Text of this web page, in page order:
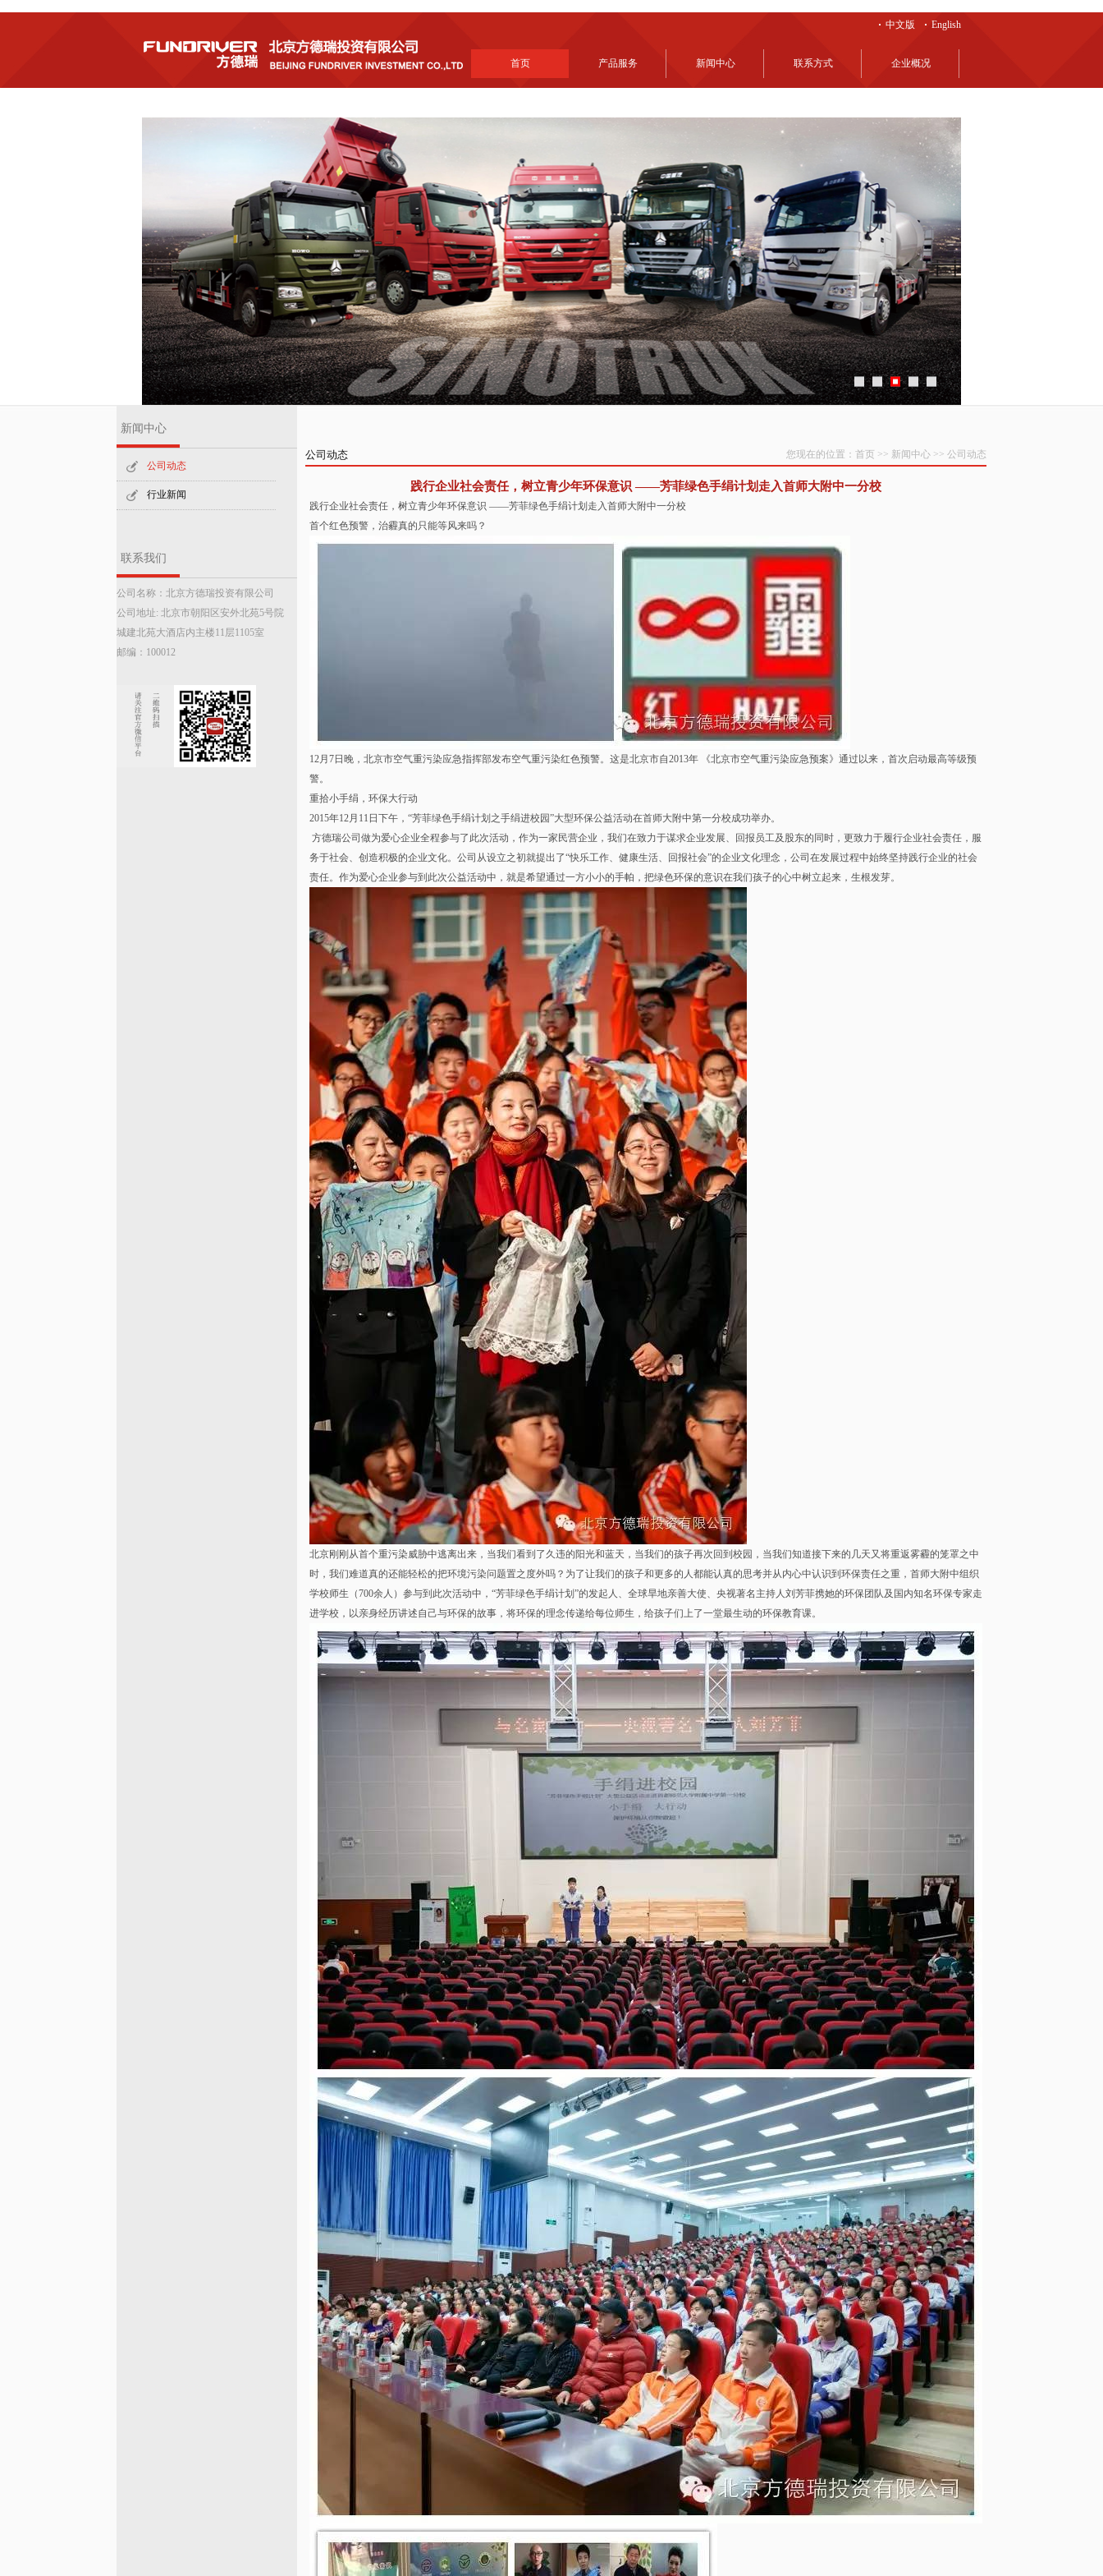
中文版 English
首页 产品服务 新闻中心 联系方式 企业概况
新闻中心
公司动态
行业新闻
联系我们
公司名称：北京方德瑞投资有限公司
公司地址: 北京市朝阳区安外北苑5号院
城建北苑大酒店内主楼11层1105室
邮编：100012
公司动态 您现在的位置： 首页 >> 新闻中心 >> 公司动态
践行企业社会责任，树立青少年环保意识 ——芳菲绿色手绢计划走入首师大附中一分校
践行企业社会责任，树立青少年环保意识 ——芳菲绿色手绢计划走入首师大附中一分校
首个红色预警，治霾真的只能等风来吗？
12月7日晚，北京市空气重污染应急指挥部发布空气重污染红色预警。这是北京市自2013年 《北京市空气重污染应急预案》通过以来，首次启动最高等级预
警。
重拾小手绢，环保大行动
2015年12月11日下午，“芳菲绿色手绢计划之手绢进校园”大型环保公益活动在首师大附中第一分校成功举办。
方德瑞公司做为爱心企业全程参与了此次活动，作为一家民营企业，我们在致力于谋求企业发展、回报员工及股东的同时，更致力于履行企业社会责任，服
务于社会、创造积极的企业文化。公司从设立之初就提出了“快乐工作、健康生活、回报社会”的企业文化理念，公司在发展过程中始终坚持践行企业的社会
责任。作为爱心企业参与到此次公益活动中，就是希望通过一方小小的手帕，把绿色环保的意识在我们孩子的心中树立起来，生根发芽。
北京刚刚从首个重污染威胁中逃离出来，当我们看到了久违的阳光和蓝天，当我们的孩子再次回到校园，当我们知道接下来的几天又将重返雾霾的笼罩之中
时，我们难道真的还能轻松的把环境污染问题置之度外吗？为了让我们的孩子和更多的人都能认真的思考并从内心中认识到环保责任之重，首师大附中组织
学校师生（700余人）参与到此次活动中，“芳菲绿色手绢计划”的发起人、全球旱地亲善大使、央视著名主持人刘芳菲携她的环保团队及国内知名环保专家走
进学校，以亲身经历讲述自己与环保的故事，将环保的理念传递给每位师生，给孩子们上了一堂最生动的环保教育课。